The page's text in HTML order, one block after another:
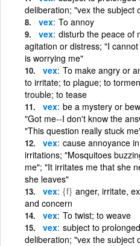
deliberation; "vex the subject
vex To annoy
vex disturb the peace of
agitation or distress; "I
is worrying me"
vex To make angry or
to irritate; to plague; to
trouble; to tease
vex be a mystery or
"Got me--I don't know the
"This question really stuck
vex cause annoyance
irritations; "Mosquitoes
me"; "It irritates me that she
she leaves"
vex {f} anger, irritate,
and concern
vex To twist; to weave
vex subject to
deliberation; "vex the subject